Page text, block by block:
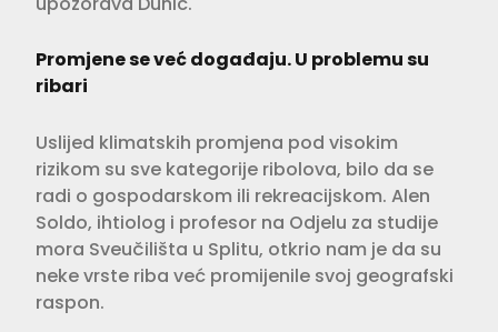
Promjene se već događaju. U problemu su
ribari
Uslijed klimatskih promjena pod visokim
rizikom su sve kategorije ribolova, bilo da se
radi o gospodarskom ili rekreacijskom. Alen
Soldo, ihtiolog i profesor na Odjelu za studije
mora Sveučilišta u Splitu, otkrio nam je da su
neke vrste riba već promijenile svoj geografski
raspon.